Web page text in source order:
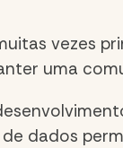
vezes
uma
dados